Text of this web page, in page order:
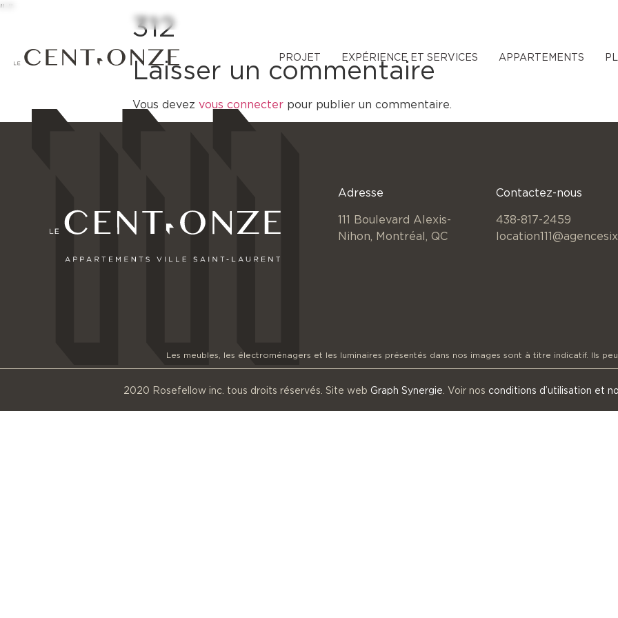
" "
PROJET EXPÉRIENCE ET SERVICES APPARTEMENTS
312
Laisser un commentaire
Vous devez vous connecter pour publier un commentaire.
Adresse
111 Boulevard Alexis-
Nihon, Montréal, QC
Contactez-nous
438-817-2459
Les meubles, les électroménagers et les luminaires présentés dans nos images sont à titre indicatif. Ils
2020 Rosefellow inc. tous droits réservés. Site web Graph Synergie . Voir nos conditions d’utilisation et